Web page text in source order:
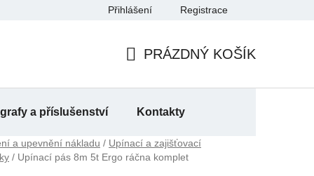
Přihlášení Registrace
KOŠÍK
PRÁZDNÝ KOŠÍK
a příslušenství Kontakty
a upevnění nákladu / Upínací a zajišťovací
/ Upínací pás 8m 5t Ergo ráčna komplet